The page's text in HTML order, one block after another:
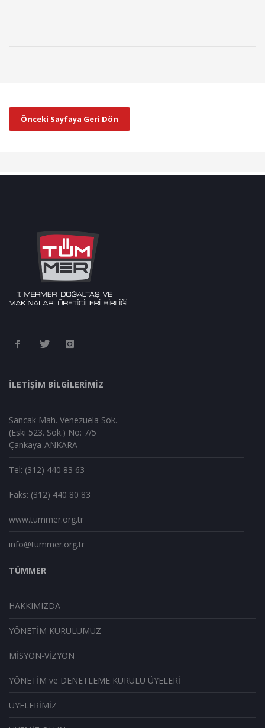
İLETİŞİM BİLGİLERİMİZ
Sancak Mah. Venezuela Sok.
(Eski 523. Sok.) No: 7/5
Çankaya-ANKARA
Tel: (312) 440 83 63
Faks: (312) 440 80 83
www.tummer.org.tr
info@tummer.org.tr
TÜMMER
HAKKIMIZDA
YÖNETİM KURULUMUZ
MİSYON-VİZYON
YÖNETİM ve DENETLEME KURULU ÜYELERİ
ÜYELERİMİZ